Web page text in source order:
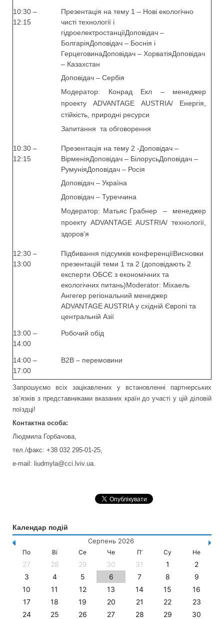
10:30 –
12:15
Презентація на тему 1 – Нові екологічно
чисті технології і
гідроелектростанціїДоповідач –
БолгаріяДоповідач – Боснія і
ГерцеговинаДоповідач – ХорватіяДоповідач
– Казахстан
Доповідач – Сербія
Модератор: Конрад Екл – менеджер
проекту ADVANTAGE AUSTRIA/ Енергія,
стійкість, природні ресурси
Запитання та обговорення
10:30 –
12:15
Презентація на тему 2 -Доповідач –
ВірменіяДоповідач – БілорусьДоповідач –
РумуніяДоповідач – Росія
Доповідач – Україна
Доповідач – Туреччина
Модератор: Матьяс Грабнер – менеджер
проекту ADVANTAGE AUSTRIA/ технології,
здоров’я
12:30 –
13:00
Підбивання підсумків конференціїВисновки
презентацій теми 1 та 2 (доповідають 2
експерти ОБСЄ з економічних та
екологічних питань)Moderator: Міхаель
Ангегер регіональний менеджер
ADVANTAGE AUSTRIA у східній Європі та
центральній Азії
13:00 –
14:00
Робочий обід
14:00 –
17:00
В2В – перемовини
Запрошуємо всіх зацікавлених у встановленні партнерських
зв’язків з представниками вказаних країн до участі у цій діловій
поїздці!
Контактна особа:
Людмила Горбачова,
тел./факс: +38 032 295-01-25,
e-mail: liudmyla@cci.lviv.ua.
Календар подій
Серпень 2026
По Ві Се Че П’ Су Не
27 28 29 30 31 1
2
3
4 5 6 7 8
9
10
11 12 13 14 15
16
17
18 19 20 21 22
23
24
25 26 27 28 29
30